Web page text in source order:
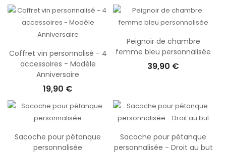
Coffret vin personnalisé - 4
accessoires - Modèle
Anniversaire
19,90 €
Peignoir de chambre
femme bleu personnalisée
39,90 €
Sacoche pour pétanque
personnalisée
Sacoche pour pétanque
personnalisée - Droit au but